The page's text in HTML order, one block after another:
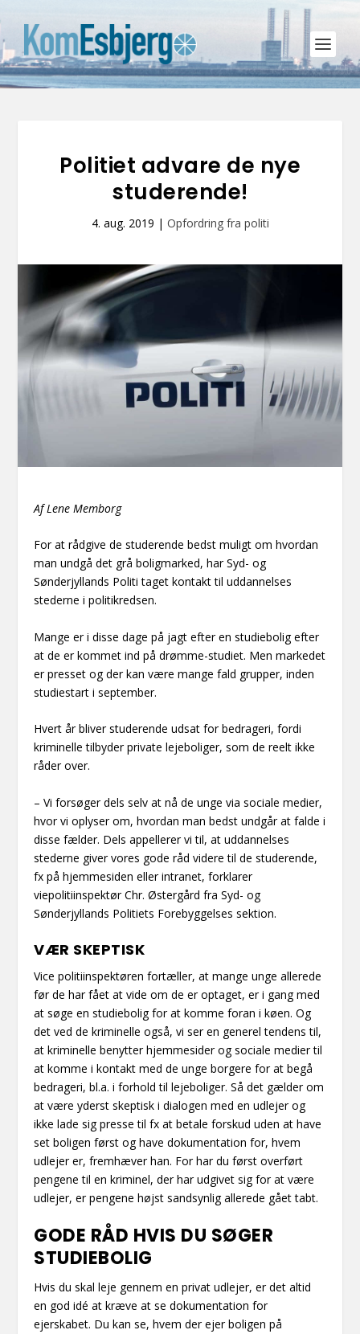
Politiet advare de nye
studerende!
4. aug. 2019 | Opfordring fra politi
Af Lene Memborg
For at rådgive de studerende bedst muligt om hvordan
man undgå det grå boligmarked, har Syd- og
Sønderjyllands Politi taget kontakt til uddannelses
stederne i politikredsen.
Mange er i disse dage på jagt efter en studiebolig efter
at de er kommet ind på drømme-studiet. Men markedet
er presset og der kan være mange fald grupper, inden
studiestart i september.
Hvert år bliver studerende udsat for bedrageri, fordi
kriminelle tilbyder private lejeboliger, som de reelt ikke
råder over.
– Vi forsøger dels selv at nå de unge via sociale medier,
hvor vi oplyser om, hvordan man bedst undgår at falde i
disse fælder. Dels appellerer vi til, at uddannelses
stederne giver vores gode råd videre til de studerende,
fx på hjemmesiden eller intranet, forklarer
viepolitiinspektør Chr. Østergård fra Syd- og
Sønderjyllands Politiets Forebyggelses sektion.
VÆR SKEPTISK
Vice politiinspektøren fortæller, at mange unge allerede
før de har fået at vide om de er optaget, er i gang med
at søge en studiebolig for at komme foran i køen. Og
det ved de kriminelle også, vi ser en generel tendens til,
at kriminelle benytter hjemmesider og sociale medier til
at komme i kontakt med de unge borgere for at begå
bedrageri, bl.a. i forhold til lejeboliger. Så det gælder om
at være yderst skeptisk i dialogen med en udlejer og
ikke lade sig presse til fx at betale forskud uden at have
set boligen først og have dokumentation for, hvem
udlejer er, fremhæver han. For har du først overført
pengene til en kriminel, der har udgivet sig for at være
udlejer, er pengene højst sandsynlig allerede gået tabt.
GODE RÅD HVIS DU SØGER
STUDIEBOLIG
Hvis du skal leje gennem en privat udlejer, er det altid
en god idé at kræve at se dokumentation for
ejerskabet. Du kan se, hvem der ejer boligen på